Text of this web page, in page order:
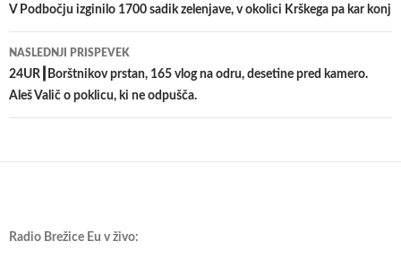
po
prispevkih
V Podbočju izginilo 1700 sadik zelenjave, v okolici Krškega pa kar konj
NASLEDNJI PRISPEVEK
24UR┃Borštnikov prstan, 165 vlog na odru, desetine pred kamero.
Aleš Valič o poklicu, ki ne odpušča.
Radio Brežice Eu v živo: